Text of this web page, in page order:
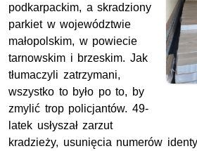
podkarpackim, a skradziony
parkiet w województwie
małopolskim, w powiecie
tarnowskim i brzeskim. Jak
tłumaczyli zatrzymani,
wszystko to było po to, by
zmylić trop policjantów. 49-
latek usłyszał zarzut
kradzieży, usunięcia numerów